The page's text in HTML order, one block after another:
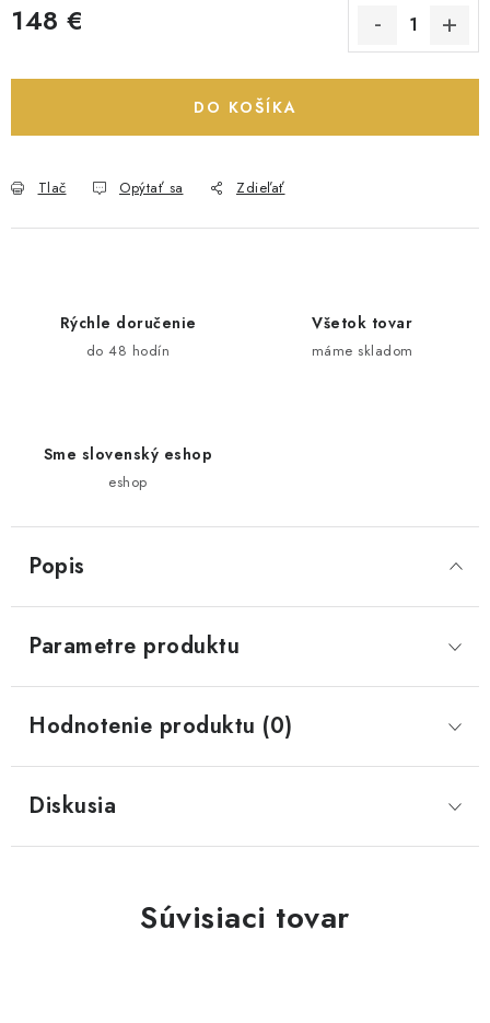
148 €
DO KOŠÍKA
Tlač Opýtať sa Zdieľať
Rýchle doručenie
do 48 hodín
Všetok tovar
máme skladom
Sme slovenský eshop
eshop
Popis
Parametre produktu
Hodnotenie produktu (0)
Diskusia
Súvisiaci tovar